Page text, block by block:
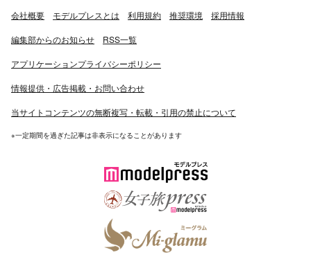
会社概要 モデルプレスとは 利用規約 推奨環境 採用情報
編集部からのお知らせ RSS一覧
アプリケーションプライバシーポリシー
情報提供・広告掲載・お問い合わせ
当サイトコンテンツの無断複写・転載・引用の禁止について
※一定期間を過ぎた記事は非表示になることがあります